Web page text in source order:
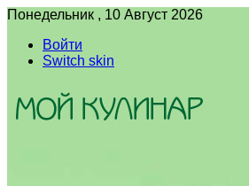
Понедельник , 10 Август 2026
Войти
Switch skin